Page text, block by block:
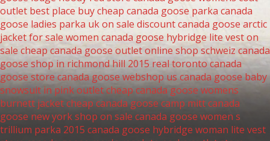
outlet best place buy cheap canada goose parka canada
goose ladies parka uk on salediscount canada goose arctic
jacket for salewomen canada goose hybridge lite vest on
salecheap canada goose outlet online shop schweiz canada
goose shop in richmond hill 2015 real toronto canada
goose storecanada goose webshop us canada goose baby
snowsuit in pink outletcheap canada goose womens
burnett jacketcheap canada goose camp mittcanada
goose new york shop on sale canada goose women s
trillium parka 2015 canada goose hybridge woman lite vest